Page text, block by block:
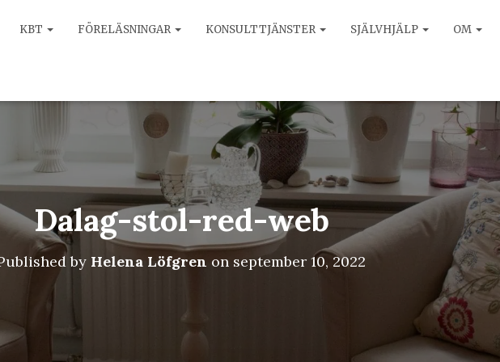
KBT FÖRELÄSNINGAR KONSULTTJÄNSTER SJÄLVHJÄLP OM
Dalag-stol-red-web
by Helena Löfgren on september 10, 2022